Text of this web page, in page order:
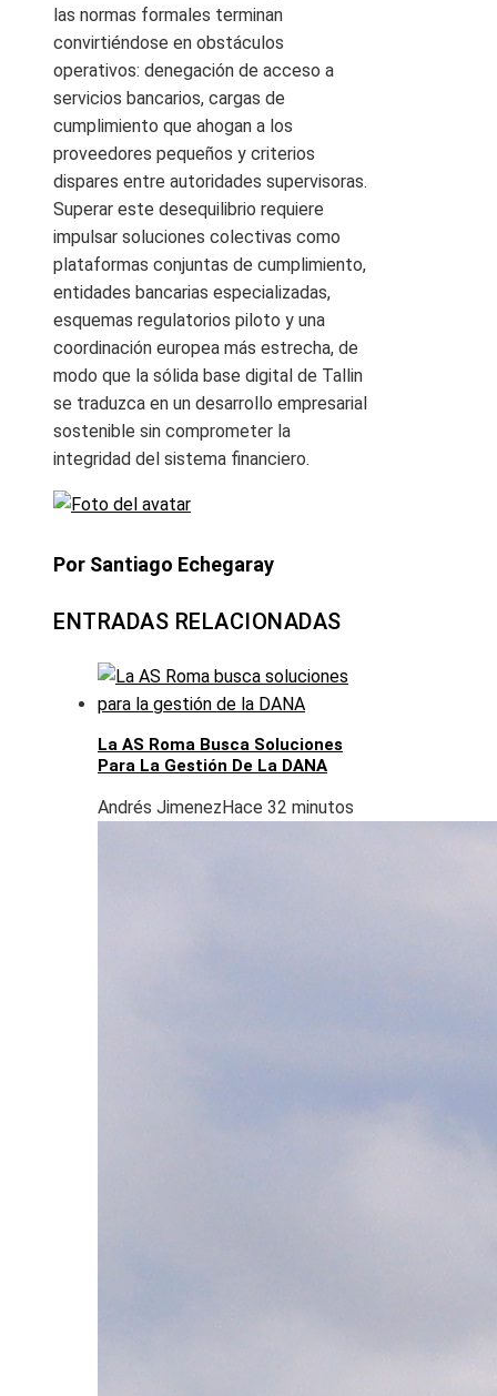
las normas formales terminan
convirtiéndose en obstáculos
operativos: denegación de acceso a
servicios bancarios, cargas de
cumplimiento que ahogan a los
proveedores pequeños y criterios
dispares entre autoridades supervisoras.
Superar este desequilibrio requiere
impulsar soluciones colectivas como
plataformas conjuntas de cumplimiento,
entidades bancarias especializadas,
esquemas regulatorios piloto y una
coordinación europea más estrecha, de
modo que la sólida base digital de Tallin
se traduzca en un desarrollo empresarial
sostenible sin comprometer la
integridad del sistema financiero.
Por Santiago Echegaray
ENTRADAS RELACIONADAS
La AS Roma Busca Soluciones
Para La Gestión De La DANA
Andrés JimenezHace 32 minutos